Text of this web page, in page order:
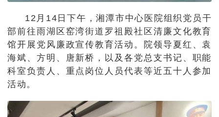
12月14日下午，湘潭市中心医院组织党员干
部前往雨湖区窑湾街道罗祖殿社区清廉文化教育
馆开展党风廉政宣传教育活动。院领导夏红、袁
海斌、方明、唐新桥，以及各党总支书记、职能
科室负责人、重点岗位人员代表等近五十人参加
活动。